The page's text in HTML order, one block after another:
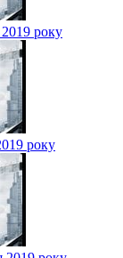
року
року